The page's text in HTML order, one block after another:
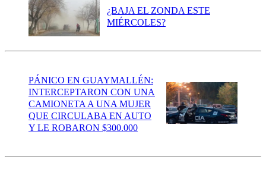
¿BAJA EL ZONDA ESTE
MIÉRCOLES?
PÁNICO EN GUAYMALLÉN:
INTERCEPTARON CON UNA
CAMIONETA A UNA MUJER
QUE CIRCULABA EN AUTO
Y LE ROBARON $300.000